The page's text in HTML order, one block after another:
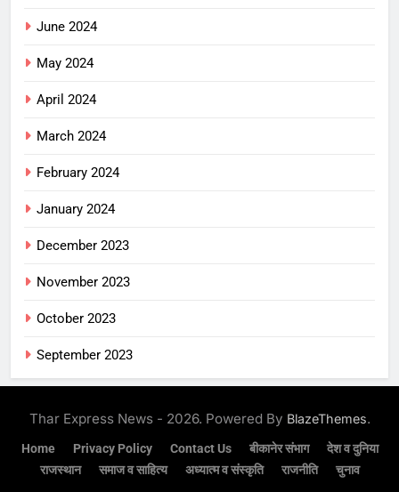
June 2024
May 2024
April 2024
March 2024
February 2024
January 2024
December 2023
November 2023
October 2023
September 2023
Thar Express News - 2026. Powered By BlazeThemes.
Home Privacy Policy Contact Us बीकानेर संभाग
देश व दुनिया
राजस्थान
समाज व साहित्य अध्यात्म व संस्कृति राजनीति चुनाव